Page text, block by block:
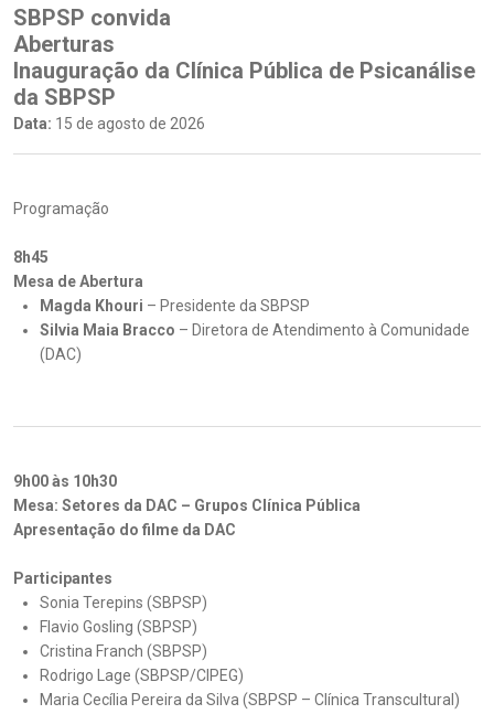
SBPSP convida
Aberturas
Inauguração da Clínica Pública de Psicanálise
da SBPSP
Data: 15 de agosto de 2026
Programação
8h45
Mesa de Abertura
Magda Khouri – Presidente da SBPSP
Silvia Maia Bracco – Diretora de Atendimento à Comunidade
(DAC)
9h00 às 10h30
Mesa: Setores da DAC – Grupos Clínica Pública
Apresentação do filme da DAC
Participantes
Sonia Terepins (SBPSP)
Flavio Gosling (SBPSP)
Cristina Franch (SBPSP)
Rodrigo Lage (SBPSP/CIPEG)
Maria Cecília Pereira da Silva (SBPSP – Clínica Transcultural)